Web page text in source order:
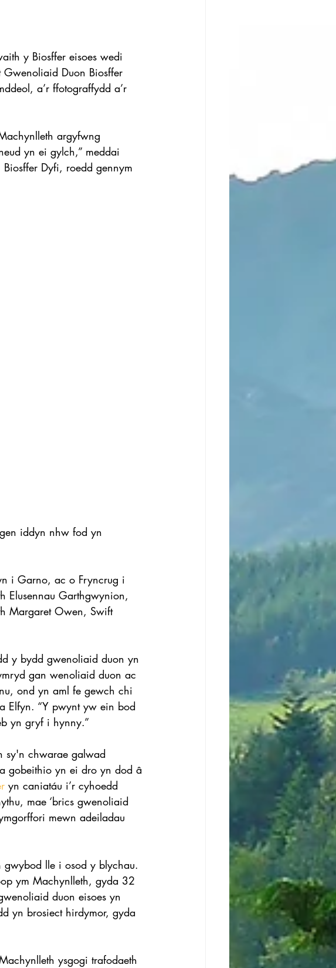
y Biosffer eisoes wedi
Duon Biosffer
a’r ffotograffydd a’r
argyfwng
yn ei gylch,” meddai
Dyfi, roedd gennym
iddyn nhw fod yn
i Garno, ac o Fryncrug i
Elusennau Garthgwynion,
Margaret Owen, Swift
y bydd gwenoliaid duon yn
gan wenoliaid duon ac
ond yn aml fe gewch chi
Elfyn. “Y pwynt yw ein bod
yn gryf i hynny.”
sy'n chwarae galwad
gobeithio yn ei dro yn dod â
yn caniatáu i’r cyhoedd
mae ‘brics gwenoliaid
mewn adeiladau
lle i osod y blychau.
ym Machynlleth, gyda 32
duon eisoes yn
yn brosiect hirdymor, gyda
ysgogi trafodaeth